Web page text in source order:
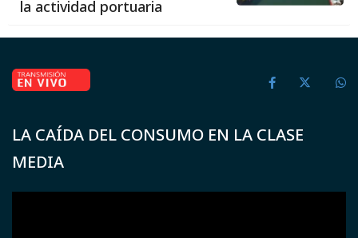
la actividad portuaria
LA CAÍDA DEL CONSUMO EN LA CLASE
MEDIA